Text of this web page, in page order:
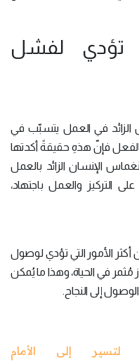
تؤدي لفشل
في العمل يتسبّب في
فإنّ هذهِ حقيقةً أكدتها
الإنسان الزائد بالعمل
التركيز والعمل باجتهاد،
الأمور التي تؤدي لوصول
في الحياة، وهذا ما يُمكن
إلى النجاح.
لتسير إلى الأمام